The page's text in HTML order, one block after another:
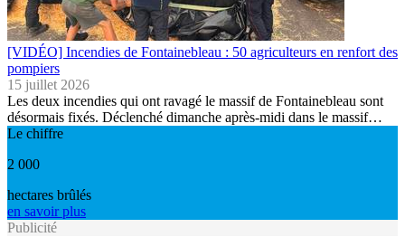
[VIDÉO] Incendies de Fontainebleau : 50 agriculteurs en renfort des
pompiers
15 juillet 2026
Les deux incendies qui ont ravagé le massif de Fontainebleau sont
désormais fixés. Déclenché dimanche après-midi dans le massif…
Le chiffre
2 000
hectares brûlés
en savoir plus
Publicité